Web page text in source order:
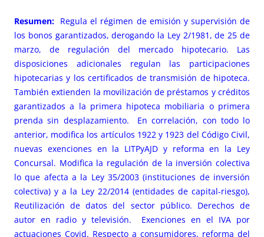
Resumen: Regula el régimen de emisión y supervisión de
los bonos garantizados, derogando la Ley 2/1981, de 25 de
marzo, de regulación del mercado hipotecario. Las
disposiciones adicionales regulan las participaciones
hipotecarias y los certificados de transmisión de hipoteca.
También extienden la movilización de préstamos y créditos
garantizados a la primera hipoteca mobiliaria o primera
prenda sin desplazamiento. En correlación, con todo lo
anterior, modifica los artículos 1922 y 1923 del Código Civil,
nuevas exenciones en la LITPyAJD y reforma en la Ley
Concursal. Modifica la regulación de la inversión colectiva
lo que afecta a la Ley 35/2003 (instituciones de inversión
colectiva) y a la Ley 22/2014 (entidades de capital-riesgo),
Reutilización de datos del sector público. Derechos de
autor en radio y televisión. Exenciones en el IVA por
actuaciones Covid. Respecto a consumidores, reforma del